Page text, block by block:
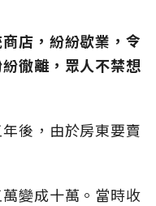
店，紛紛歇業，令
徹離，眾人不禁想
後，由於房東要賣
變成十萬。當時收